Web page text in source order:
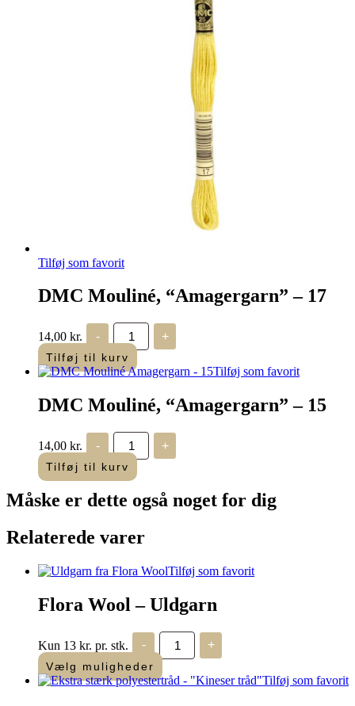
Tilføj som favorit
DMC Mouliné, “Amagergarn” – 17
14,00 kr. -
DMC
Mouliné,
“Amagergarn”
–
17
+
Tilføj til kurv
Tilføj som favorit
DMC Mouliné, “Amagergarn” – 15
14,00 kr. -
DMC
Mouliné,
“Amagergarn”
–
antal
+
Tilføj til kurv
Måske er dette også noget for dig
Relaterede varer
Tilføj som favorit
Flora Wool – Uldgarn
Kun 13 kr. pr. stk. -
Flora
Wool
-
Uldgarn
antal
+
Vælg muligheder
Tilføj som favorit